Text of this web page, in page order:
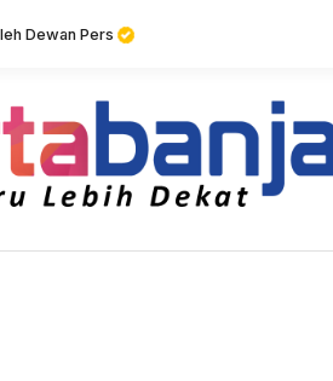
Dewan Pers